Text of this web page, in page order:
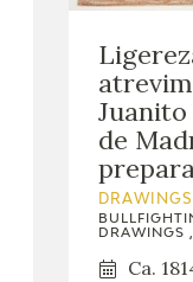
de
DRAWINGS
DRAWINGS
Ca.